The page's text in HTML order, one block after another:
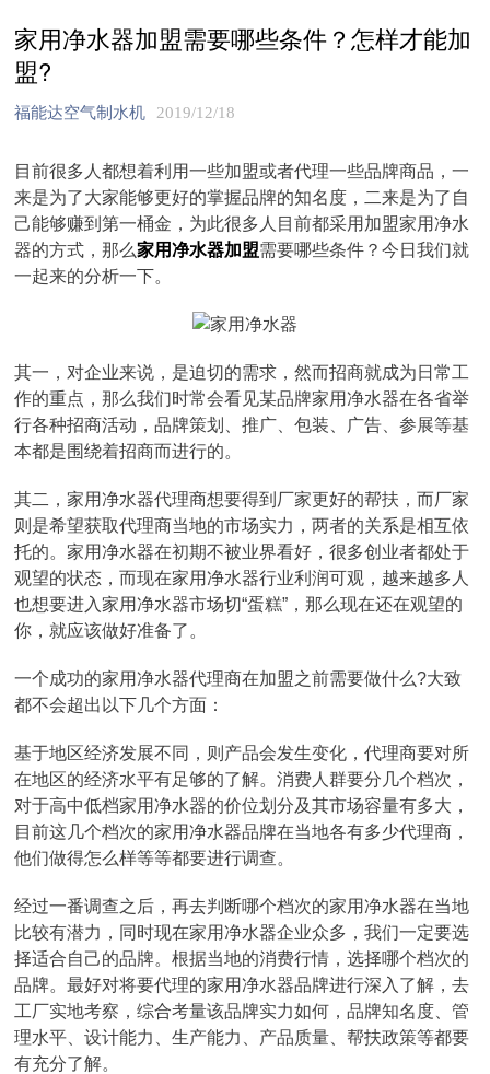
家用净水器加盟需要哪些条件？怎样才能加
盟?
福能达空气制水机 2019/12/18
目前很多人都想着利用一些加盟或者代理一些品牌商品，一
来是为了大家能够更好的掌握品牌的知名度，二来是为了自
己能够赚到第一桶金，为此很多人目前都采用加盟家用净水
器的方式，那么家用净水器加盟需要哪些条件？今日我们就
一起来的分析一下。
其一，对企业来说，是迫切的需求，然而招商就成为日常工
作的重点，那么我们时常会看见某品牌家用净水器在各省举
行各种招商活动，品牌策划、推广、包装、广告、参展等基
本都是围绕着招商而进行的。
其二，家用净水器代理商想要得到厂家更好的帮扶，而厂家
则是希望获取代理商当地的市场实力，两者的关系是相互依
托的。家用净水器在初期不被业界看好，很多创业者都处于
观望的状态，而现在家用净水器行业利润可观，越来越多人
也想要进入家用净水器市场切“蛋糕”，那么现在还在观望的
你，就应该做好准备了。
一个成功的家用净水器代理商在加盟之前需要做什么?大致
都不会超出以下几个方面：
基于地区经济发展不同，则产品会发生变化，代理商要对所
在地区的经济水平有足够的了解。消费人群要分几个档次，
对于高中低档家用净水器的价位划分及其市场容量有多大，
目前这几个档次的家用净水器品牌在当地各有多少代理商，
他们做得怎么样等等都要进行调查。
经过一番调查之后，再去判断哪个档次的家用净水器在当地
比较有潜力，同时现在家用净水器企业众多，我们一定要选
择适合自己的品牌。根据当地的消费行情，选择哪个档次的
品牌。最好对将要代理的家用净水器品牌进行深入了解，去
工厂实地考察，综合考量该品牌实力如何，品牌知名度、管
理水平、设计能力、生产能力、产品质量、帮扶政策等都要
有充分了解。